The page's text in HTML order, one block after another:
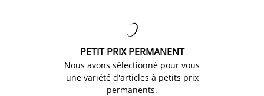

PETIT PRIX PERMANENT
Nous avons sélectionné pour vous
une variété d'articles à petits prix
permanents.